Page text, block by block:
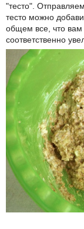
"тесто".
тесто можно
общем все, что вам
соответственно